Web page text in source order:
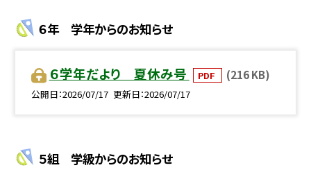
６年 学年からのお知らせ
６学年だより 夏休み号 PDF (216 KB)
公開日 2026/07/17 更新日 2026/07/17
５組 学級からのお知らせ